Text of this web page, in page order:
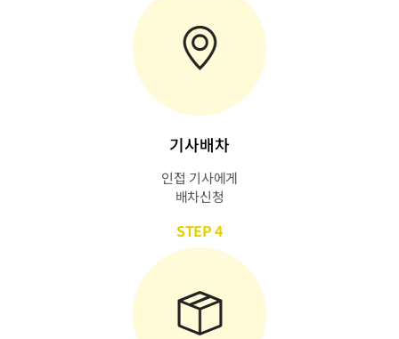
기사배차
인접 기사에게
배차신청
STEP 4